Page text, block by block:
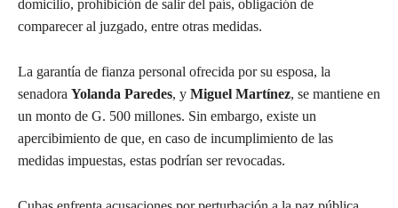
domicilio, prohibición de salir del país, obligación de
comparecer al juzgado, entre otras medidas.
La garantía de fianza personal ofrecida por su esposa, la
senadora Yolanda Paredes, y Miguel Martínez, se mantiene en
un monto de G. 500 millones. Sin embargo, existe un
apercibimiento de que, en caso de incumplimiento de las
medidas impuestas, estas podrían ser revocadas.